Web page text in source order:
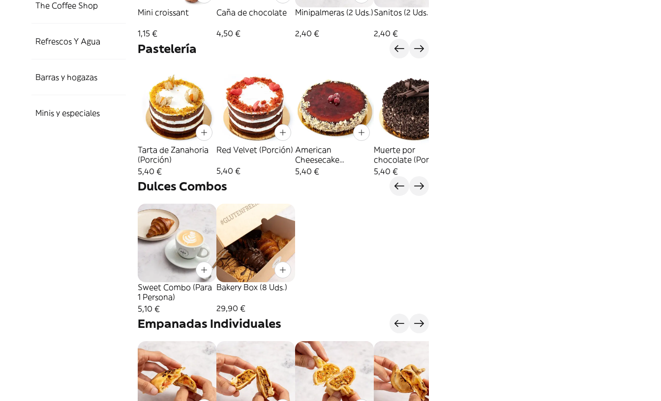
The Coffee Shop
Refrescos Y Agua
Barras y hogazas
Minis y especiales
Mini croissant
1,15 €
Caña de chocolate
4,50 €
Minipalmeras (2 Uds.)
2,40 €
Sanitos (2 Uds.)
2,40 €
Pastelería
Tarta de Zanahoria
(Porción)
5,40 €
Red Velvet (Porción)
5,40 €
American
Cheesecake
(Porción)
5,40 €
Muerte por
chocolate (Porción)
5,40 €
Dulces Combos
Sweet Combo (Para
1 Persona)
5,10 €
Bakery Box (8 Uds.)
29,90 €
Empanadas Individuales